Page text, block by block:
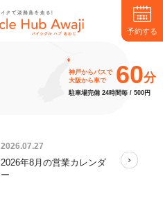
神戸からバスで
大阪から車で
60分
駐車場完備 24時間毎 / 500円
2026.07.27
2026年8月の営業カレンダ
ー
予約する